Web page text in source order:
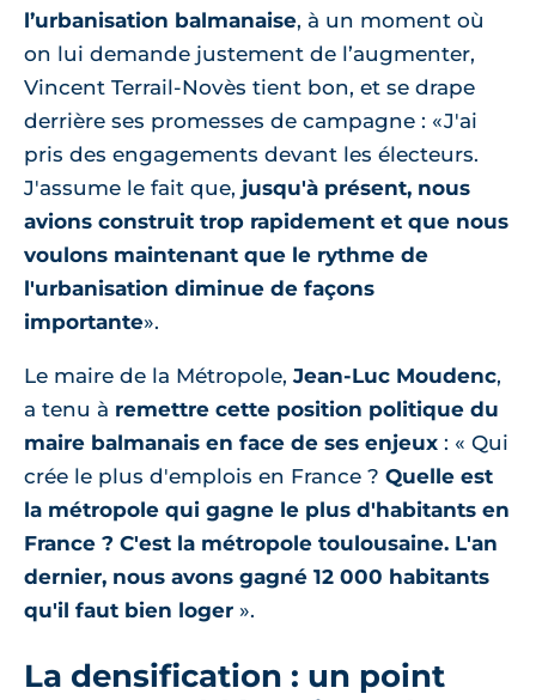
l’urbanisation balmanaise, à un moment où
on lui demande justement de l’augmenter,
Vincent Terrail-Novès tient bon, et se drape
derrière ses promesses de campagne : «J'ai
pris des engagements devant les électeurs.
J'assume le fait que, jusqu'à présent, nous
avions construit trop rapidement et que nous
voulons maintenant que le rythme de
l'urbanisation diminue de façons
importante».
Le maire de la Métropole, Jean-Luc Moudenc,
a tenu à remettre cette position politique du
maire balmanais en face de ses enjeux : « Qui
crée le plus d'emplois en France ? Quelle est
la métropole qui gagne le plus d'habitants en
France ? C'est la métropole toulousaine. L'an
dernier, nous avons gagné 12 000 habitants
qu'il faut bien loger ».
La densification : un point